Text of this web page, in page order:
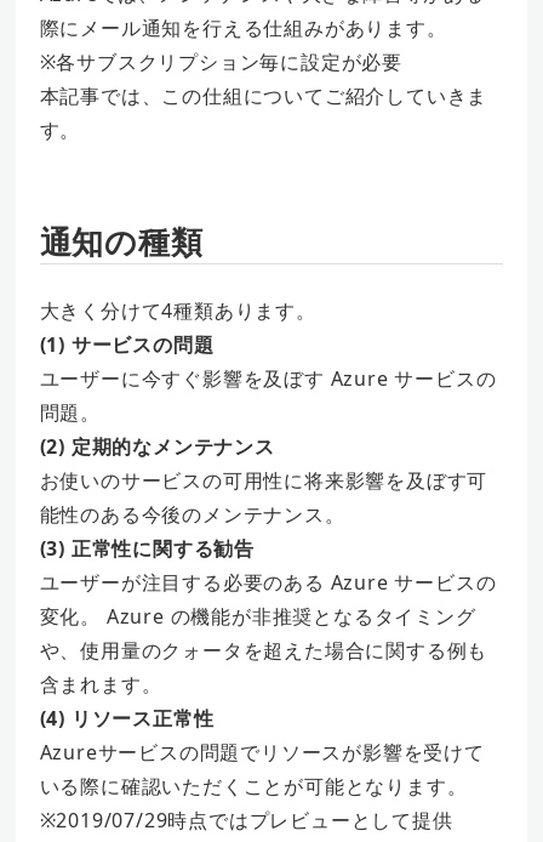
際にメール通知を行える仕組みがあります。
※各サブスクリプション毎に設定が必要
本記事では、この仕組についてご紹介していきま
す。
通知の種類
大きく分けて4種類あります。
(1) サービスの問題
ユーザーに今すぐ影響を及ぼす Azure サービスの
問題。
(2) 定期的なメンテナンス
お使いのサービスの可用性に将来影響を及ぼす可
能性のある今後のメンテナンス。
(3) 正常性に関する勧告
ユーザーが注目する必要のある Azure サービスの
変化。 Azure の機能が非推奨となるタイミング
や、使用量のクォータを超えた場合に関する例も
含まれます。
(4) リソース正常性
Azureサービスの問題でリソースが影響を受けて
いる際に確認いただくことが可能となります。
※2019/07/29時点ではプレビューとして提供